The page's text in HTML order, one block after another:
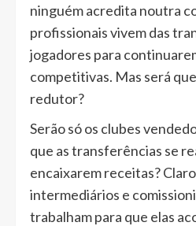
ninguém acredita noutra
profissionais vivem das
jogadores para
competitivas. Mas será
redutor?
Serão só os clubes
que as transferências se
encaixarem receitas?
intermediários e
trabalham para que elas